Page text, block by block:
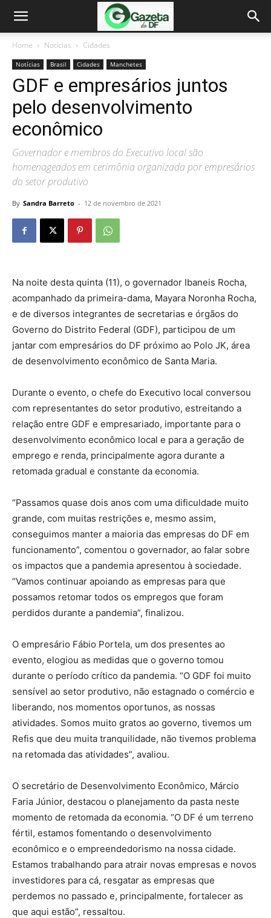
Home Notícias Cidades
Notícias Brasil Cidades Manchetes
GDF e empresários juntos
pelo desenvolvimento
econômico
Governador e membros do Executivo local são
homenageados em cerimônia organizada por empresários
do setor produtivo
By Sandra Barreto - 12 de novembro de 2021
Na noite desta quinta (11), o governador Ibaneis Rocha,
acompanhado da primeira-dama, Mayara Noronha Rocha,
e de diversos integrantes de secretarias e órgãos do
Governo do Distrito Federal (GDF), participou de um
jantar com empresários do DF próximo ao Polo JK, área
de desenvolvimento econômico de Santa Maria.
Durante o evento, o chefe do Executivo local conversou
com representantes do setor produtivo, estreitando a
relação entre GDF e empresariado, importante para o
desenvolvimento econômico local e para a geração de
emprego e renda, principalmente agora durante a
retomada gradual e constante da economia.
“Passamos quase dois anos com uma dificuldade muito
grande, com muitas restrições e, mesmo assim,
conseguimos manter a maioria das empresas do DF em
funcionamento”, comentou o governador, ao falar sobre
os impactos que a pandemia apresentou à sociedade.
“Vamos continuar apoiando as empresas para que
possamos retomar todos os empregos que foram
perdidos durante a pandemia”, finalizou.
O empresário Fábio Portela, um dos presentes ao
evento, elogiou as medidas que o governo tomou
durante o período crítico da pandemia. “O GDF foi muito
sensível ao setor produtivo, não estagnado o comércio e
liberando, nos momentos oportunos, as nossas
atividades. Somos muito gratos ao governo, tivemos um
Refis que deu muita tranquilidade, não tivemos problema
na retomada das atividades”, avaliou.
O secretário de Desenvolvimento Econômico, Márcio
Faria Júnior, destacou o planejamento da pasta neste
momento de retomada da economia. “O DF é um terreno
fértil, estamos fomentando o desenvolvimento
econômico e o empreendedorismo na nossa cidade.
Estamos trabalhando para atrair novas empresas e novos
investidores para cá, resgatar as empresas que
perdemos no passado e, principalmente, fortalecer as
que aqui estão”, ressaltou.